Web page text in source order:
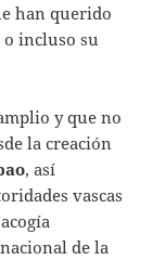
han querido
incluso su
y que no
la creación
, así
vascas
de la